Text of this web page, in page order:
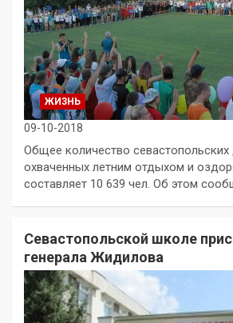
ЖИЗНЬ
09-10-2018
Общее количество севастопольских
охваченных летним отдыхом и
составляет 10 639 чел. Об этом
Севастопольской школе
генерала Жидилова